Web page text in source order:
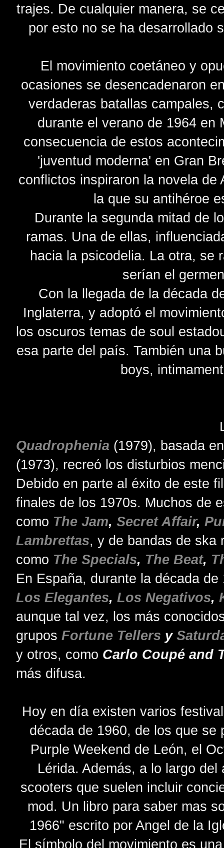
trajes. De cualquier manera, se
por esto no se ha desarrollado
El movimiento coetáneo y
ocasiones se desencadenaron
verdaderas batallas campales,
durante el verano de 1964 en
consecuencia de estos
'juventud moderna' en Gran
conflictos inspiraron la novela
la que su antihéroe
Durante la segunda mitad de
ramas. Una de ellas,
hacia la psicodelia. La otra, se
serían el
Con la llegada de la década
Inglaterra, y adoptó el
los oscuros temas de soul
esa parte del país. También una
boys,
Quadrophenia (1979), basada
(1973), recreó los disturbios
Debido en parte al éxito de este
finales de los 1970s. Muchos de
como The Jam, Secret Affair,
Lambrettas, y de bandas de ska
como The Specials, The Beat,
En España, durante la década
Los Elegantes, Los Negativos,
aunque tal vez, los más
grupos Fortune Tellers y
y otros, como Carlo Coupé and
más difusa.
Hoy en día existen varios
década de 1960, de los que se
Purple Weekend de León, el
Lérida. Además, a lo largo
scooters que suelen incluir
mod. Un libro para saber mas
1966" escrito por Angel de la
El símbolo del movimiento es